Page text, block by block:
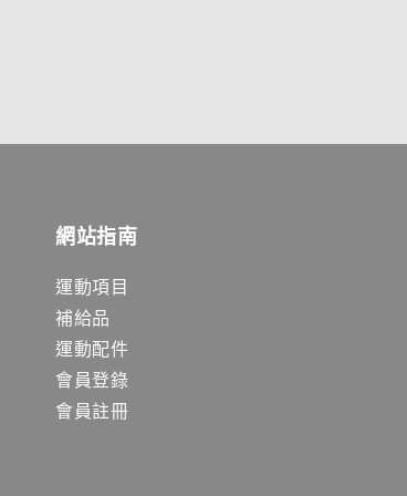
網站指南
運動項目
補給品
運動配件
會員登錄
會員註冊